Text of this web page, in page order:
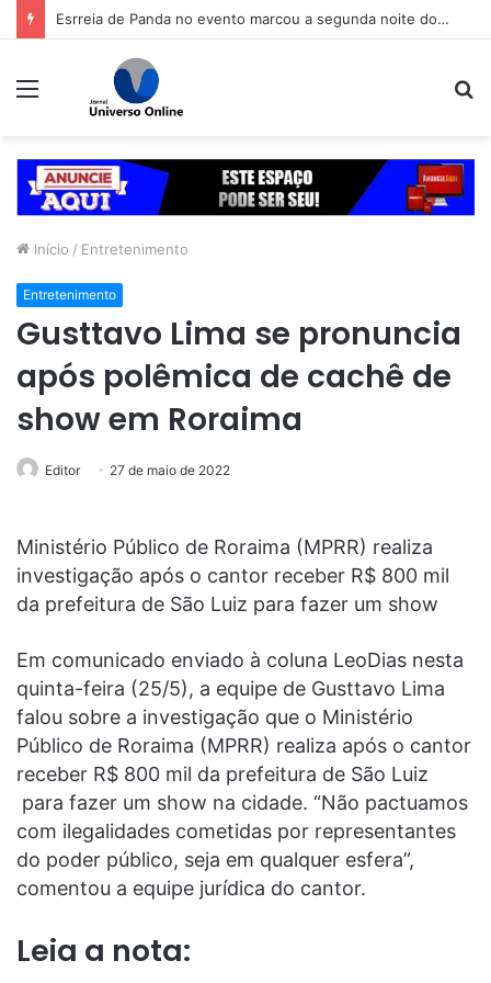
Esrreia de Panda no evento marcou a segunda noite do Aparecida é Show, que seguiu no sábado (8) com shows da dupla Cleber & Cauan e da equipe Deboxe
Menu
Início / Entretenimento
Entretenimento
Gusttavo Lima se pronuncia
após polêmica de cachê de
show em Roraima
Editor 27 de maio de 2022
Ministério Público de Roraima (MPRR) realiza
investigação após o cantor receber R$ 800 mil
da prefeitura de São Luiz para fazer um show
Em comunicado enviado à coluna LeoDias nesta
quinta-feira (25/5), a equipe de Gusttavo Lima
falou sobre a investigação que o Ministério
Público de Roraima (MPRR) realiza após o cantor
receber R$ 800 mil da prefeitura de São Luiz
para fazer um show na cidade. “Não pactuamos
com ilegalidades cometidas por representantes
do poder público, seja em qualquer esfera”,
comentou a equipe jurídica do cantor.
Leia a nota: